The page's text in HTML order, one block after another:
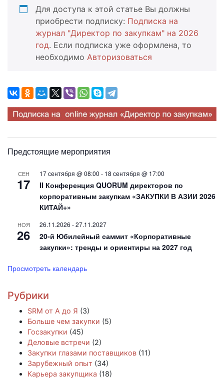
Для доступа к этой статье Вы должны
приобрести подписку: Подписка на
журнал "Директор по закупкам" на 2026
год. Если подписка уже оформлена, то
необходимо Авторизоваться
Предстоящие мероприятия
СЕН
17
17 сентября @ 08:00 - 18 сентября @ 17:00
II Конференция QUORUM директоров по
корпоративным закупкам «ЗАКУПКИ В АЗИИ 2026
КИТАЙ+»
НОЯ
26
26.11.2026 -27.11.2027
20-й Юбилейный саммит «Корпоративные
закупки»: тренды и ориентиры на 2027 год
Просмотреть календарь
Рубрики
SRM от А до Я (3)
Больше чем закупки (5)
Госзакупки (45)
Деловые встречи (2)
Закупки глазами поставщиков (11)
Зарубежный опыт (34)
Карьера закупщика (18)